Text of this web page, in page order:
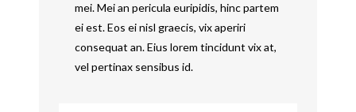
mei. Mei an pericula euripidis, hinc partem
ei est. Eos ei nisl graecis, vix aperiri
consequat an. Eius lorem tincidunt vix at,
vel pertinax sensibus id.